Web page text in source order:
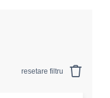
resetare filtru